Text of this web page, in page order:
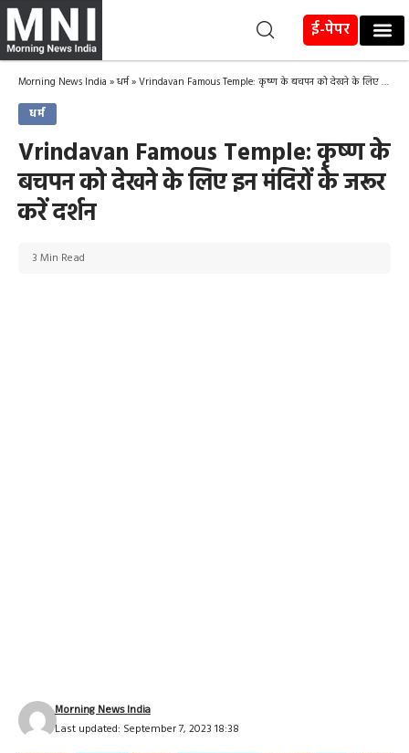
ई-पेपर
Morning News India »धर्म»Vrindavan Famous Temple: कृष्ण के बचपन को देखने के लिए इन मंदिरों के जरूर करें दर्शन
धर्म
Vrindavan Famous Temple: कृष्ण के
बचपन को देखने के लिए इन मंदिरों के जरूर
करें दर्शन
Last updated: September 7, 2023 18:38
Morning News India
3 Min Read